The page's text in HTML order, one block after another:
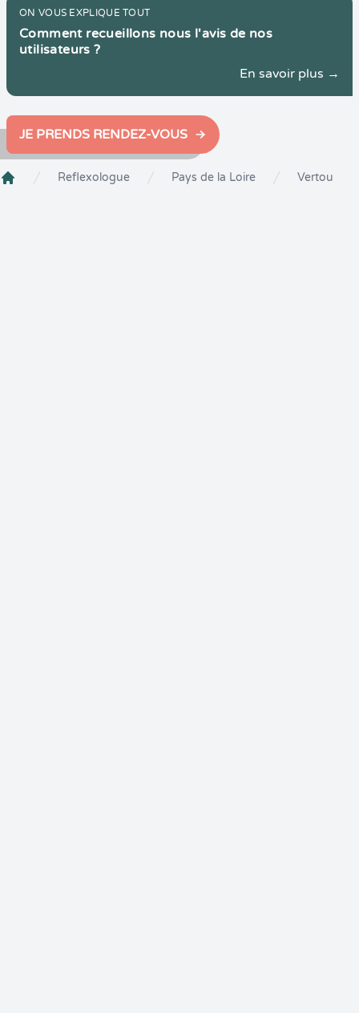
ON VOUS EXPLIQUE TOUT
Comment recueillons nous l'avis de nos
utilisateurs ?
En savoir plus →
JE PRENDS RENDEZ-VOUS
Reflexologue Pays de la Loire Vertou